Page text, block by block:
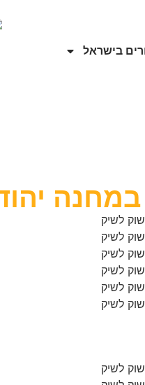
בישראל
במחנה